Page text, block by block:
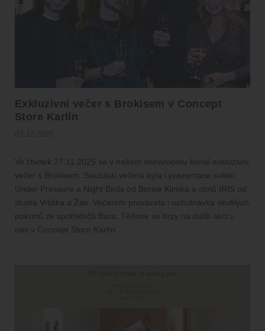
Exkluzivní večer s Brokisem v Concept
Store Karlín
Ve čtvrtek 27.11.2025 se v našem showroomu konal exkluzivní
večer s Brokisem. Součástí večera byla i prezentace světel
Under Pressure a Night Birds od Borise Klimka a stolů IRIS od
studia Vrtiška a Žák. Večerem provázela i ochutnávka skvělých
pokrmů ze spotřebičů Bora. Těšíme se brzy na další akci u
nás v Concept Store Karlín.